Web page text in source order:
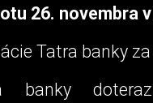
26. novembra
Tatra banky
banky